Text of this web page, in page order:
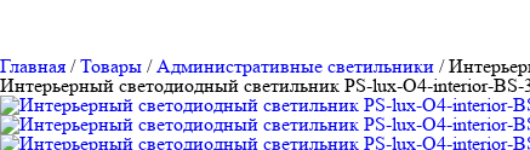
Главная /Товары /Административные светильники /
Интерьерный светодиодный светильник PS-lux-O4-interior-